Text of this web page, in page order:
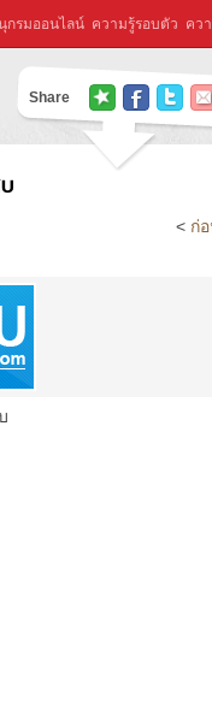
กรมออนไลน์ ความรู้รอบตัว คว
Share
< ก่